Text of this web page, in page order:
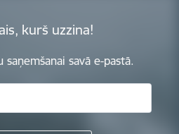
kurš uzzina!
saņemšanai savā e-pastā.